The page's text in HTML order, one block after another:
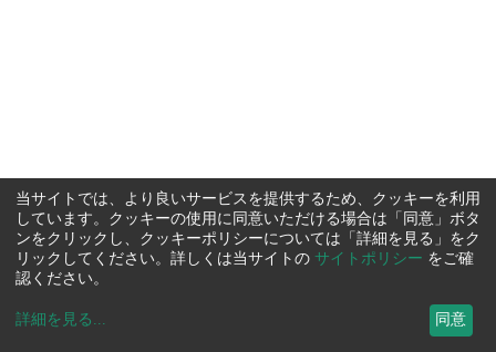
当サイトでは、より良いサービスを提供するため、クッキーを利用
しています。クッキーの使用に同意いただける場合は「同意」ボタ
ンをクリックし、クッキーポリシーについては「詳細を見る」をク
リックしてください。詳しくは当サイトの サイトポリシー をご確
認ください。
詳細を見る ... 同意